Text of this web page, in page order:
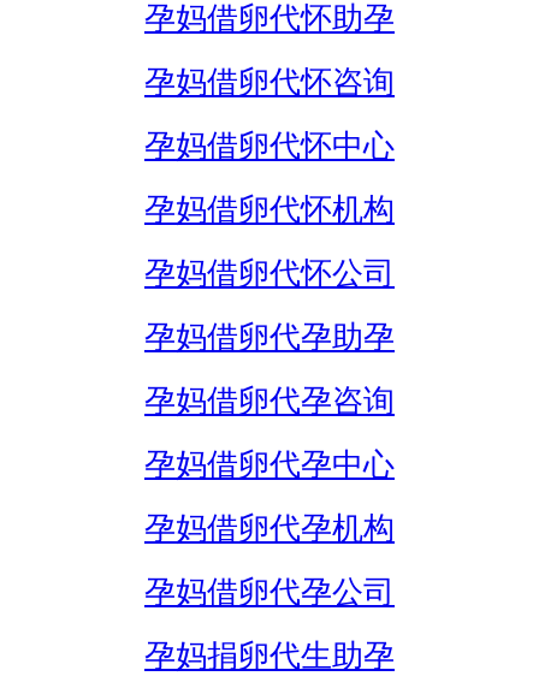
孕妈借卵代怀助孕
孕妈借卵代怀咨询
孕妈借卵代怀中心
孕妈借卵代怀机构
孕妈借卵代怀公司
孕妈借卵代孕助孕
孕妈借卵代孕咨询
孕妈借卵代孕中心
孕妈借卵代孕机构
孕妈借卵代孕公司
孕妈捐卵代生助孕